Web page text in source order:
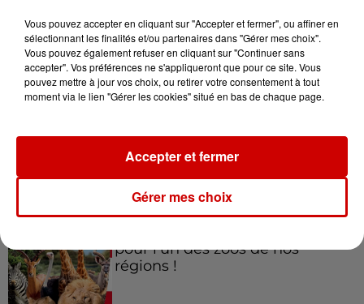
Jeux Voir plus
festival Marché Gourmand 2026
à Coulon !
pour l'un des zoos de nos
régions !
Vous pouvez accepter en cliquant sur "Accepter et fermer", ou affiner en
sélectionnant les finalités et/ou partenaires dans "Gérer mes choix".
Vous pouvez également refuser en cliquant sur "Continuer sans
accepter". Vos préférences ne s'appliqueront que pour ce site. Vous
pouvez mettre à jour vos choix, ou retirer votre consentement à tout
moment via le lien "Gérer les cookies" situé en bas de chaque page.
Gérer mes choix
Accepter et fermer